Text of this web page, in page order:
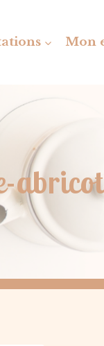
Mon